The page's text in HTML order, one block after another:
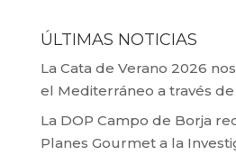
ÚLTIMAS NOTICIAS
La Cata de Verano 2026
el Mediterráneo a través de
La DOP Campo de Borja
Planes Gourmet a la